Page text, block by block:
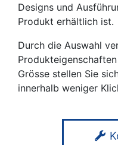
Designs und
Produkt erhältlich ist.
Durch die Auswahl
Grösse stellen Sie
innerhalb weniger